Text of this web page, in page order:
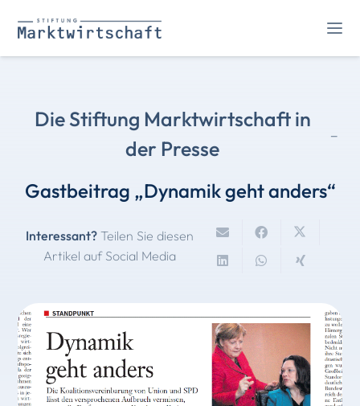
Die Stiftung Marktwirtschaft in
der Presse
-
Gastbeitrag „Dynamik geht anders“
Interessant?Teilen Sie diesen
Artikel auf Social Media